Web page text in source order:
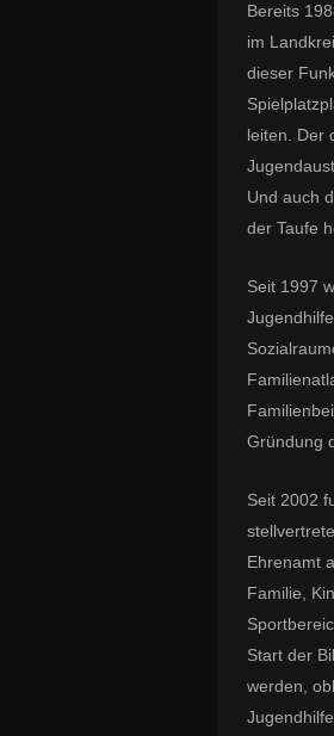
Bereits
im
dieser
leiten. Der
Und auch
der Taufe
Seit 1997
Gründung
Seit 2002
Ehrenamt
Familie,
Start der
werden,